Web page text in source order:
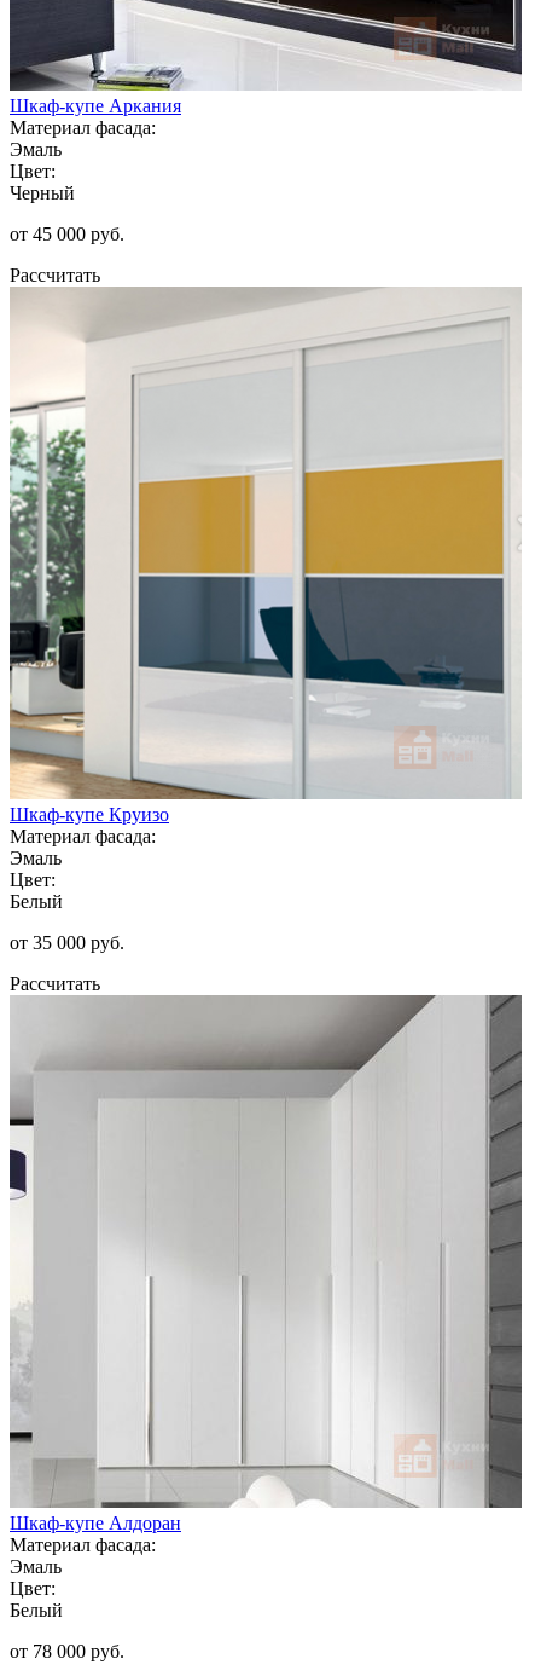
Шкаф-купе Аркания
Материал фасада:
Эмаль
Цвет:
Черный
от 45 000 руб.
Рассчитать
Шкаф-купе Круизо
Материал фасада:
Эмаль
Цвет:
Белый
от 35 000 руб.
Рассчитать
Шкаф-купе Алдоран
Материал фасада:
Эмаль
Цвет:
Белый
от 78 000 руб.